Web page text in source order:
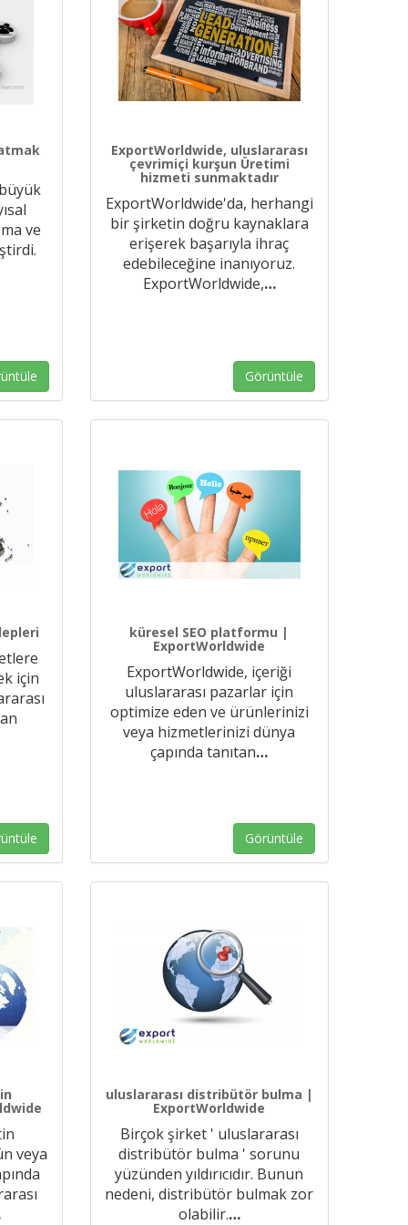
ve
ExportWorldwide, uluslararası
çevrimiçi kurşun Üretimi
hizmeti sunmaktadır
ExportWorldwide'da, herhangi
bir şirketin doğru kaynaklara
erişerek başarıyla ihraç
edebileceğine inanıyoruz.
ExportWorldwide,…
Görüntüle
için
küresel SEO platformu |
ExportWorldwide
ExportWorldwide, içeriği
uluslararası pazarlar için
optimize eden ve ürünlerinizi
veya hizmetlerinizi dünya
çapında tanıtan…
Görüntüle
veya
uluslararası distribütör bulma |
ExportWorldwide
Birçok şirket ' uluslararası
distribütör bulma ' sorunu
yüzünden yıldırıcıdır. Bunun
nedeni, distribütör bulmak zor
olabilir.…